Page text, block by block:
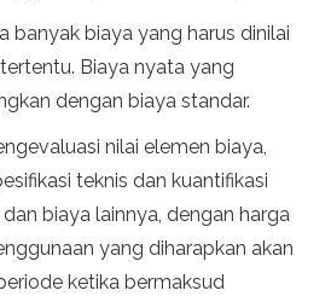
banyak biaya yang harus dinilai
Biaya nyata yang
dengan biaya standar.
nilai elemen biaya,
teknis dan kuantifikasi
biaya lainnya, dengan harga
yang diharapkan akan
ketika bermaksud